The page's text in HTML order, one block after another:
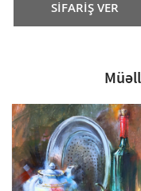
SİFARİŞ VER